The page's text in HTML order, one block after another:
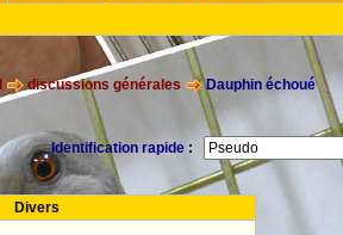
discussions générales Dauphin échoué
Identification rapide :
Divers